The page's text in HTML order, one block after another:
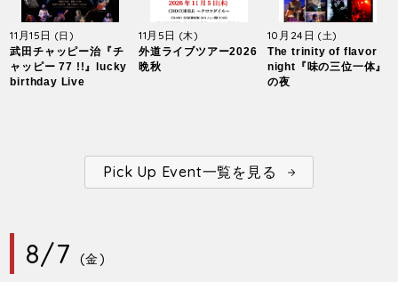
11月15日 (日)
武田チャッピー治『チ
ャッピー 77 !!』lucky
birthday Live
11月5日 (木)
外道ライブツアー2026
晩秋
10月24日 (土)
The trinity of flavor
night『味の三位一体』
の夜
Pick Up Event一覧を見る
8/7 (金)